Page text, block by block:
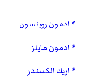
ادمون روبنسون
ادمون مايلز
اريك الكسندر